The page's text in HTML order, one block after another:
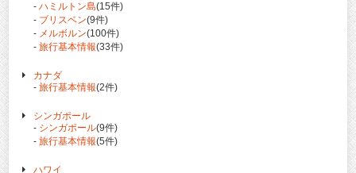
- ハミルトン島(15件)
- ブリスベン(9件)
- メルボルン(100件)
- 旅行基本情報(33件)
カナダ
- 旅行基本情報(2件)
シンガポール
- シンガポール(9件)
- 旅行基本情報(5件)
ハワイ